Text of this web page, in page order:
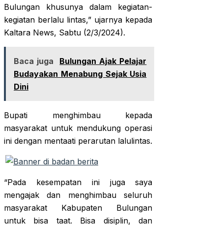
Bulungan khusunya dalam kegiatan-
kegiatan berlalu lintas,” ujarnya kepada
Kaltara News, Sabtu (2/3/2024).
Baca juga
Bulungan Ajak Pelajar
Budayakan Menabung Sejak Usia
Dini
Bupati menghimbau kepada
masyarakat untuk mendukung operasi
ini dengan mentaati perarutan lalulintas.
“Pada kesempatan ini juga saya
mengajak dan menghimbau seluruh
masyarakat Kabupaten Bulungan
untuk bisa taat. Bisa disiplin, dan